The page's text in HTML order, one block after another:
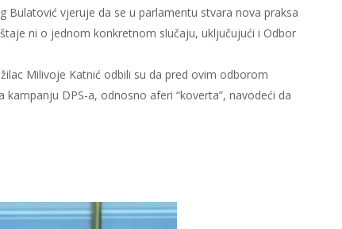
Bulatović vjeruje da se u parlamentu stvara nova praksa
ni o jednom konkretnom slučaju, uključujući i Odbor
Milivoje Katnić odbili su da pred ovim odborom
DPS-a, odnosno aferi “koverta”, navodeći da